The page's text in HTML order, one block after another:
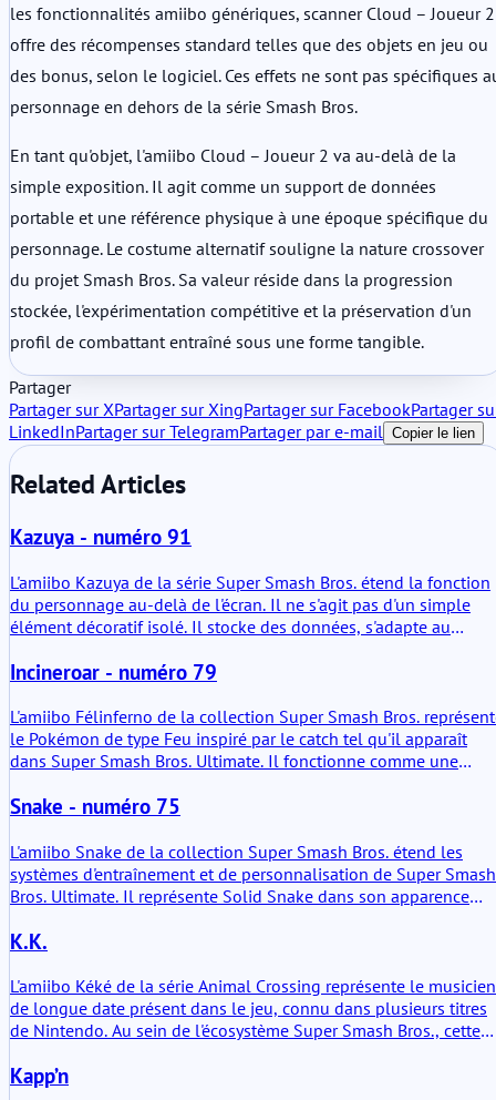
les fonctionnalités amiibo génériques, scanner Cloud – Joueur 2
offre des récompenses standard telles que des objets en jeu ou
des bonus, selon le logiciel. Ces effets ne sont pas spécifiques
personnage en dehors de la série Smash Bros.
En tant qu'objet, l'amiibo Cloud – Joueur 2 va au-delà de la
simple exposition. Il agit comme un support de données
portable et une référence physique à une époque spécifique du
personnage. Le costume alternatif souligne la nature crossover
du projet Smash Bros. Sa valeur réside dans la progression
stockée, l'expérimentation compétitive et la préservation d'un
profil de combattant entraîné sous une forme tangible.
Partager
Partager sur XPartager sur XingPartager sur FacebookPartager
LinkedInPartager sur TelegramPartager par e-mail Copier le lien
Related Articles
Kazuya - numéro 91
L'amiibo Kazuya de la série Super Smash Bros. étend la fonction
du personnage au-delà de l'écran. Il ne s'agit pas d'un simple
élément décoratif isolé. Il stocke des données, s'adapte au
des schémas appris. En pratique, il devient un partenaire
continuité. Les matchs ne se terminent pas simplement ; ils
s'accumulent.
Incineroar - numéro 79
L'amiibo Félinferno de la collection Super Smash Bros.
le Pokémon de type Feu inspiré par le catch tel qu'il apparaît
dans Super Smash Bros. Ultimate. Il fonctionne comme une
personnage et d'interagir avec les consoles Nintendo
utilisation en tant que Joueur Figurine (JF) entraînable dans
Super Smash Bros. Ultimate, où il développe des schémas de
comportement basés sur l'interaction avec le joueur.
Snake - numéro 75
L'amiibo Snake de la collection Super Smash Bros. étend les
systèmes d'entraînement et de personnalisation de Super Smash
Bros. Ultimate. Il représente Solid Snake dans son apparence
L'intérêt pratique réside dans les données de personnage
petits bonus fonctionnels dans les titres Nintendo compatibles.
K.K.
L'amiibo Kéké de la série Animal Crossing représente le musicien
de longue date présent dans le jeu, connu dans plusieurs titres
de Nintendo. Au sein de l'écosystème Super Smash Bros., cette
lecture seule qui débloque du contenu spécifique lié à la
Kapp’n